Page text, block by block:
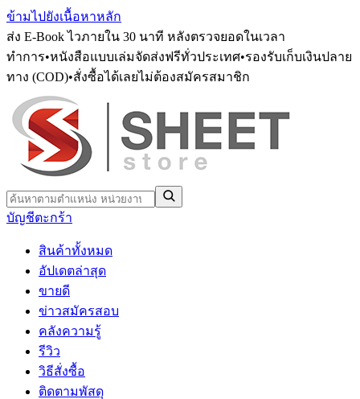
ข้ามไปยังเนื้อหาหลัก
ส่ง E-Book ไวภายใน 30 นาที หลังตรวจยอดในเวลา
ทำการ•หนังสือแบบเล่มจัดส่งฟรีทั่วประเทศ•รองรับเก็บเงินปลาย
ทาง (COD)•สั่งซื้อได้เลยไม่ต้องสมัครสมาชิก
บัญชีตะกร้า
สินค้าทั้งหมด
อัปเดตล่าสุด
ขายดี
ข่าวสมัครสอบ
คลังความรู้
รีวิว
วิธีสั่งซื้อ
ติดตามพัสดุ